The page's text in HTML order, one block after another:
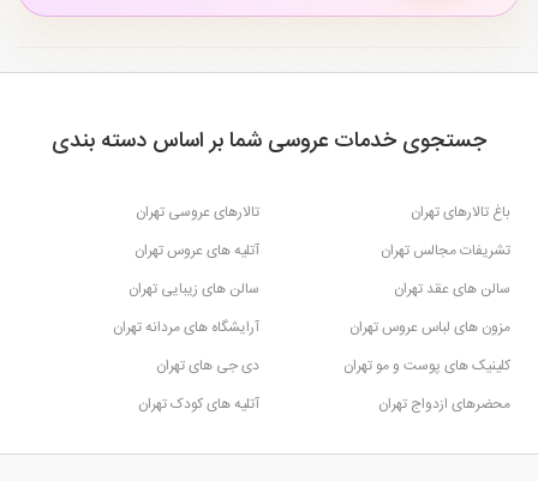
جستجوی خدمات عروسی شما بر اساس دسته بندی
باغ تالارهای تهران
تالارهای عروسی تهران
تشریفات مجالس تهران
آتلیه های عروس تهران
سالن های عقد تهران
سالن های زیبایی تهران
مزون های لباس عروس تهران
آرایشگاه های مردانه تهران
کلینیک های پوست و مو تهران
دی جی های تهران
محضرهای ازدواج تهران
آتلیه های کودک تهران